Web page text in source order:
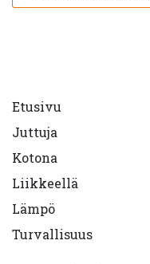
Etusivu
Juttuja
Kotona
Liikkeellä
Lämpö
Turvallisuus